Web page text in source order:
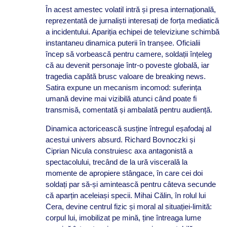
În acest amestec volatil intră și presa internațională,
reprezentată de jurnaliști interesați de forța mediatică
a incidentului. Apariția echipei de televiziune schimbă
instantaneu dinamica puterii în tranșee. Oficialii
încep să vorbească pentru camere, soldații înțeleg
că au devenit personaje într-o poveste globală, iar
tragedia capătă brusc valoare de breaking news.
Satira expune un mecanism incomod: suferința
umană devine mai vizibilă atunci când poate fi
transmisă, comentată și ambalată pentru audiență.
Dinamica actoricească susține întregul eșafodaj al
acestui univers absurd. Richard Bovnoczki și
Ciprian Nicula construiesc axa antagonistă a
spectacolului, trecând de la ură viscerală la
momente de apropiere stângace, în care cei doi
soldați par să-și amintească pentru câteva secunde
că aparțin aceleiași specii. Mihai Călin, în rolul lui
Cera, devine centrul fizic și moral al situației-limită:
corpul lui, imobilizat pe mină, ține întreaga lume